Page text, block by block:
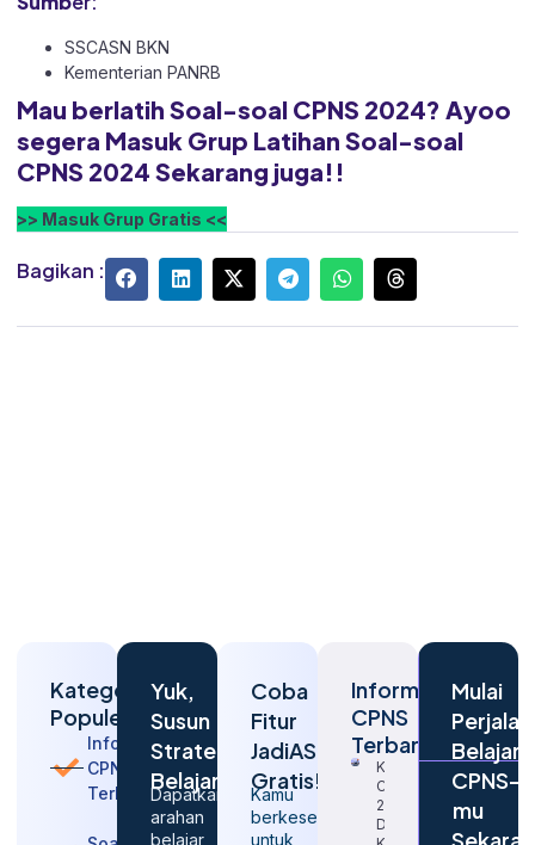
SSCASN BKN
Kementerian PANRB
Mau berlatih Soal-soal CPNS 2024? Ayoo
segera Masuk Grup Latihan Soal-soal
CPNS 2024 Sekarang juga!!
>> Masuk Grup Gratis <<
Bagikan :
Kategori
Populer
Informasi
CPNS
Terbaru
Yuk,
Susun
Strategi
Belajarmu
Dapatkan
arahan
belajar
Coba
Fitur
JadiASN
Gratis!
Kamu
berkesempatan
untuk
Informasi
CPNS
Terbaru
Kapan
CPNS
2026
Dibuka
Mulai
Belajar
CPNS-
mu